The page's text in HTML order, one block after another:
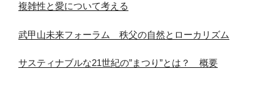
複雑性と愛について考える
武甲山未来フォーラム 秩父の自然とローカリズム
サスティナブルな21世紀の”まつり”とは？ 概要